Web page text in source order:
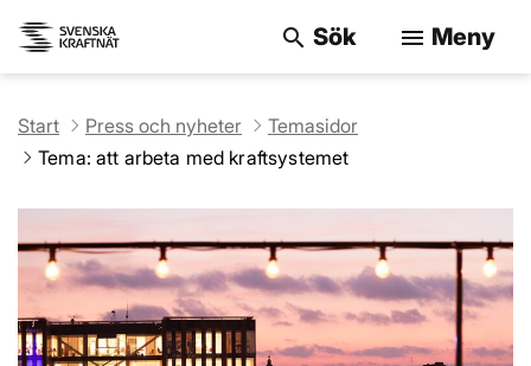
search Sök menu Meny
Start Press och nyheter
Temasidor
Tema: att arbeta med kraftsystemet